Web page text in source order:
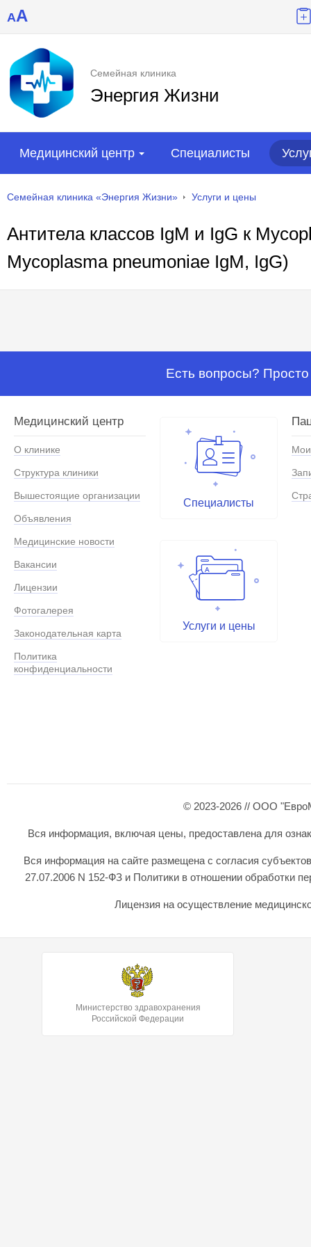
AA
Семейная клиника
Энергия Жизни
Медицинский центр Специалисты
Семейная клиника «Энергия Жизни» Услуги и цены
Aнтитела классов IgM и IgG к
Mycoplasma pneumoniae IgM, IgG)
Есть вопросы?
Медицинский центр
О клинике
Структура клиники
Вышестоящие организации
Объявления
Медицинские новости
Вакансии
Лицензии
Фотогалерея
Законодательная карта
Политика
конфиденциальности
Специалисты
Услуги и цены
© 2023-2026 // ООО
Вся информация, включая цены, предоставлена для
Вся информация на сайте размещена с согласия
27.07.2006 N 152-ФЗ и Политики в отношении обработки
Лицензия на осуществление
Министерство здравохранения
Российской Федерации